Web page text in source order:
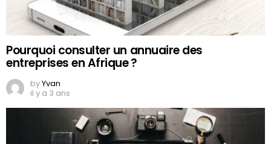
Pourquoi consulter un annuaire des
entreprises en Afrique ?
byYvan
il y a 3 ans